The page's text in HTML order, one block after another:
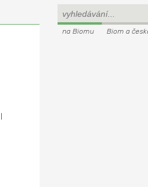
na Biomu Biom a